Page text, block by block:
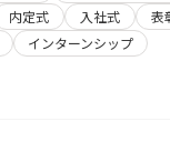
内定式 入社式
表
インターンシップ